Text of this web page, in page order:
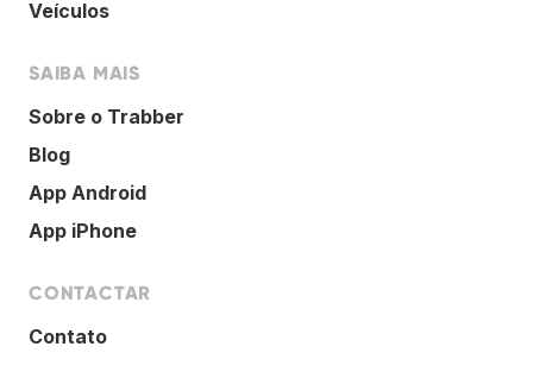
Veículos
SAIBA MAIS
Sobre o Trabber
Blog
App Android
App iPhone
CONTACTAR
Contato